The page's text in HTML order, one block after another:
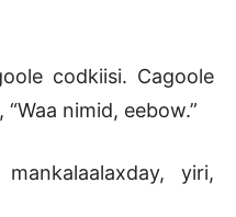
codkiisi. Cagoole
nimid, eebow.”
yiri,